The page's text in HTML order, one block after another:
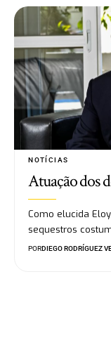
NOTÍCIAS
Atuação dos
Como elucida
sequestros
PORDIEGO RODRÍGUEZ